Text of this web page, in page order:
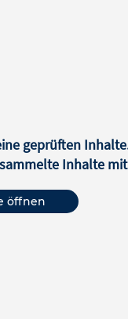
geprüften
Inhalte
öffnen